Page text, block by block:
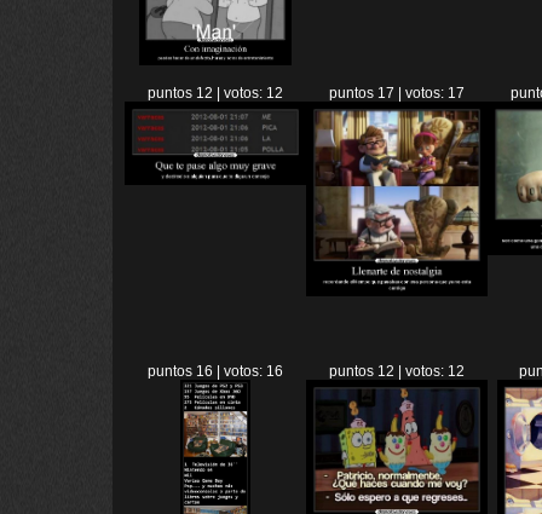
puntos 12 | votos: 12 puntos 17 | votos: 17
puntos 16 | votos: 16 puntos 12 | votos: 12